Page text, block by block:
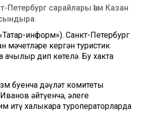
Петербург сарайлары һәм Казан
информ»). Санкт-Петербург
мәчетләре кергән туристик
ачылыр дип көтелә. Бу хакта
буенча дәүләт комитеты
әйтүенчә, әлеге
итү халыкара туроператорларда